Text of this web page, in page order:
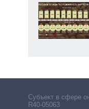
Субъект в сфере
R40-05063